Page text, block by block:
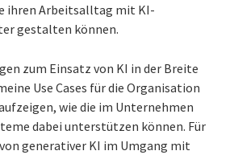
ihren Arbeitsalltag mit KI-
gestalten können.
zum Einsatz von KI in der Breite
Use Cases für die Organisation
wie die im Unternehmen
dabei unterstützen können. Für
generativer KI im Umgang mit